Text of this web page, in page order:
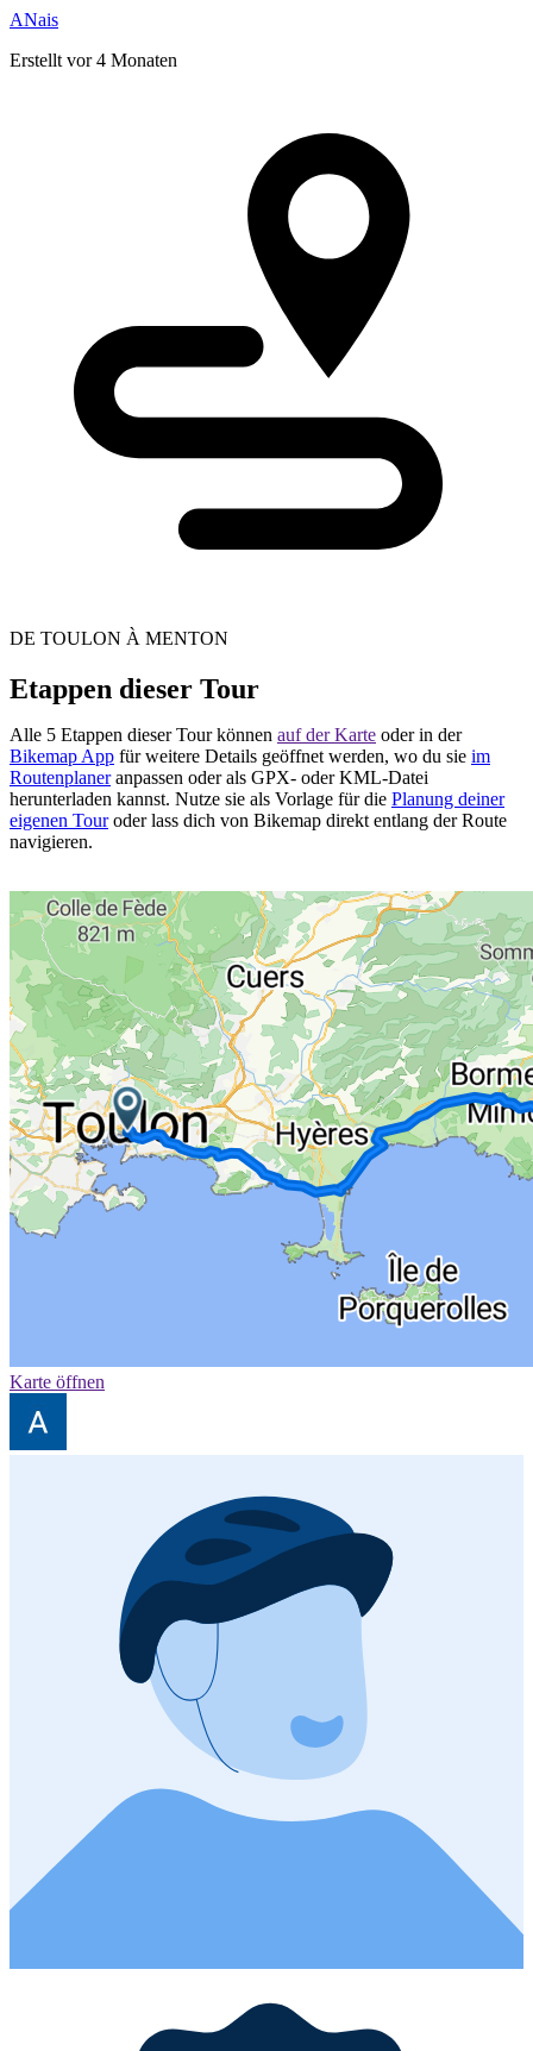
ANais
Erstellt vor 4 Monaten
DE TOULON À MENTON
Etappen dieser Tour
Alle 5 Etappen dieser Tour können auf der Karte oder in der
Bikemap App für weitere Details geöffnet werden, wo du sie im
Routenplaneranpassen oder als GPX- oder KML-Datei
herunterladen kannst. Nutze sie als Vorlage für die Planung deiner
eigenen Touroder lass dich von Bikemap direkt entlang der Route
navigieren.
Karte öffnen